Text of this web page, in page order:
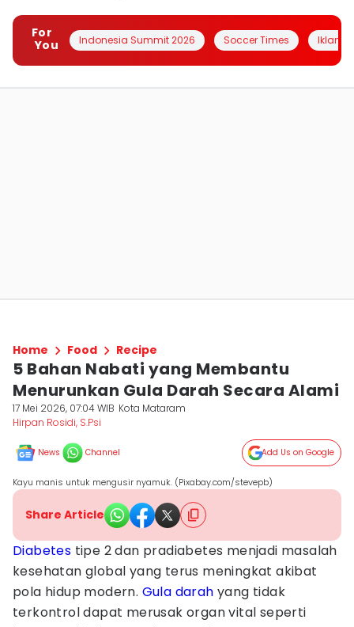
For
You
Indonesia Summit 2026 Soccer Times Iklanin
Home Food Recipe
5 Bahan Nabati yang Membantu
Menurunkan Gula Darah Secara Alami
17 Mei 2026, 07:04 WIB Kota Mataram
Hirpan Rosidi, S.Psi
News Channel Add Us on Google
Kayu manis untuk mengusir nyamuk. (Pixabay.com/stevepb)
Share Article
Diabetes tipe 2 dan pradiabetes menjadi masalah
kesehatan global yang terus meningkat akibat
pola hidup modern. Gula darah yang tidak
terkontrol dapat merusak organ vital seperti